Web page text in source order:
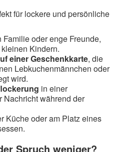
für lockere und persönliche
Familie oder enge Freunde,
Kindern.
einer Geschenkkarte, die
Lebkuchenmännchen oder
wird.
in einer
Nachricht während der
Küche oder am Platz eines
Spruch weniger?